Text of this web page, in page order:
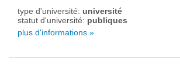
type d'université: université
statut d'université: publiques
plus d'informations »